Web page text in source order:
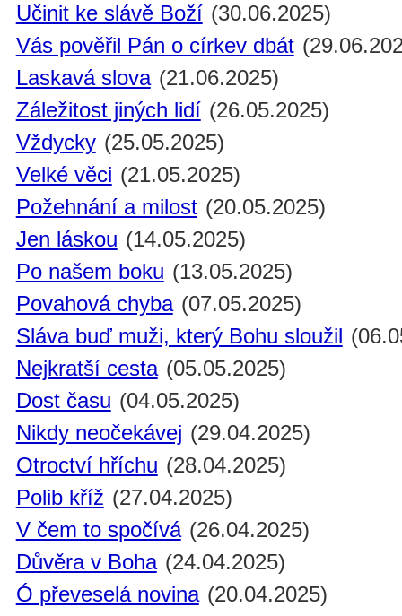
Učinit ke slávě Boží (30.06.2025)
Vás pověřil Pán o církev dbát
Laskavá slova (21.06.2025)
Záležitost jiných lidí (26.05.2025)
Vždycky (25.05.2025)
Velké věci (21.05.2025)
Požehnání a milost (20.05.2025)
Jen láskou (14.05.2025)
Po našem boku (13.05.2025)
Povahová chyba (07.05.2025)
Sláva buď muži, který Bohu sloužil
Nejkratší cesta (05.05.2025)
Dost času (04.05.2025)
Nikdy neočekávej (29.04.2025)
Otroctví hříchu (28.04.2025)
Polib kříž (27.04.2025)
V čem to spočívá (26.04.2025)
Důvěra v Boha (24.04.2025)
Ó převeselá novina (20.04.2025)